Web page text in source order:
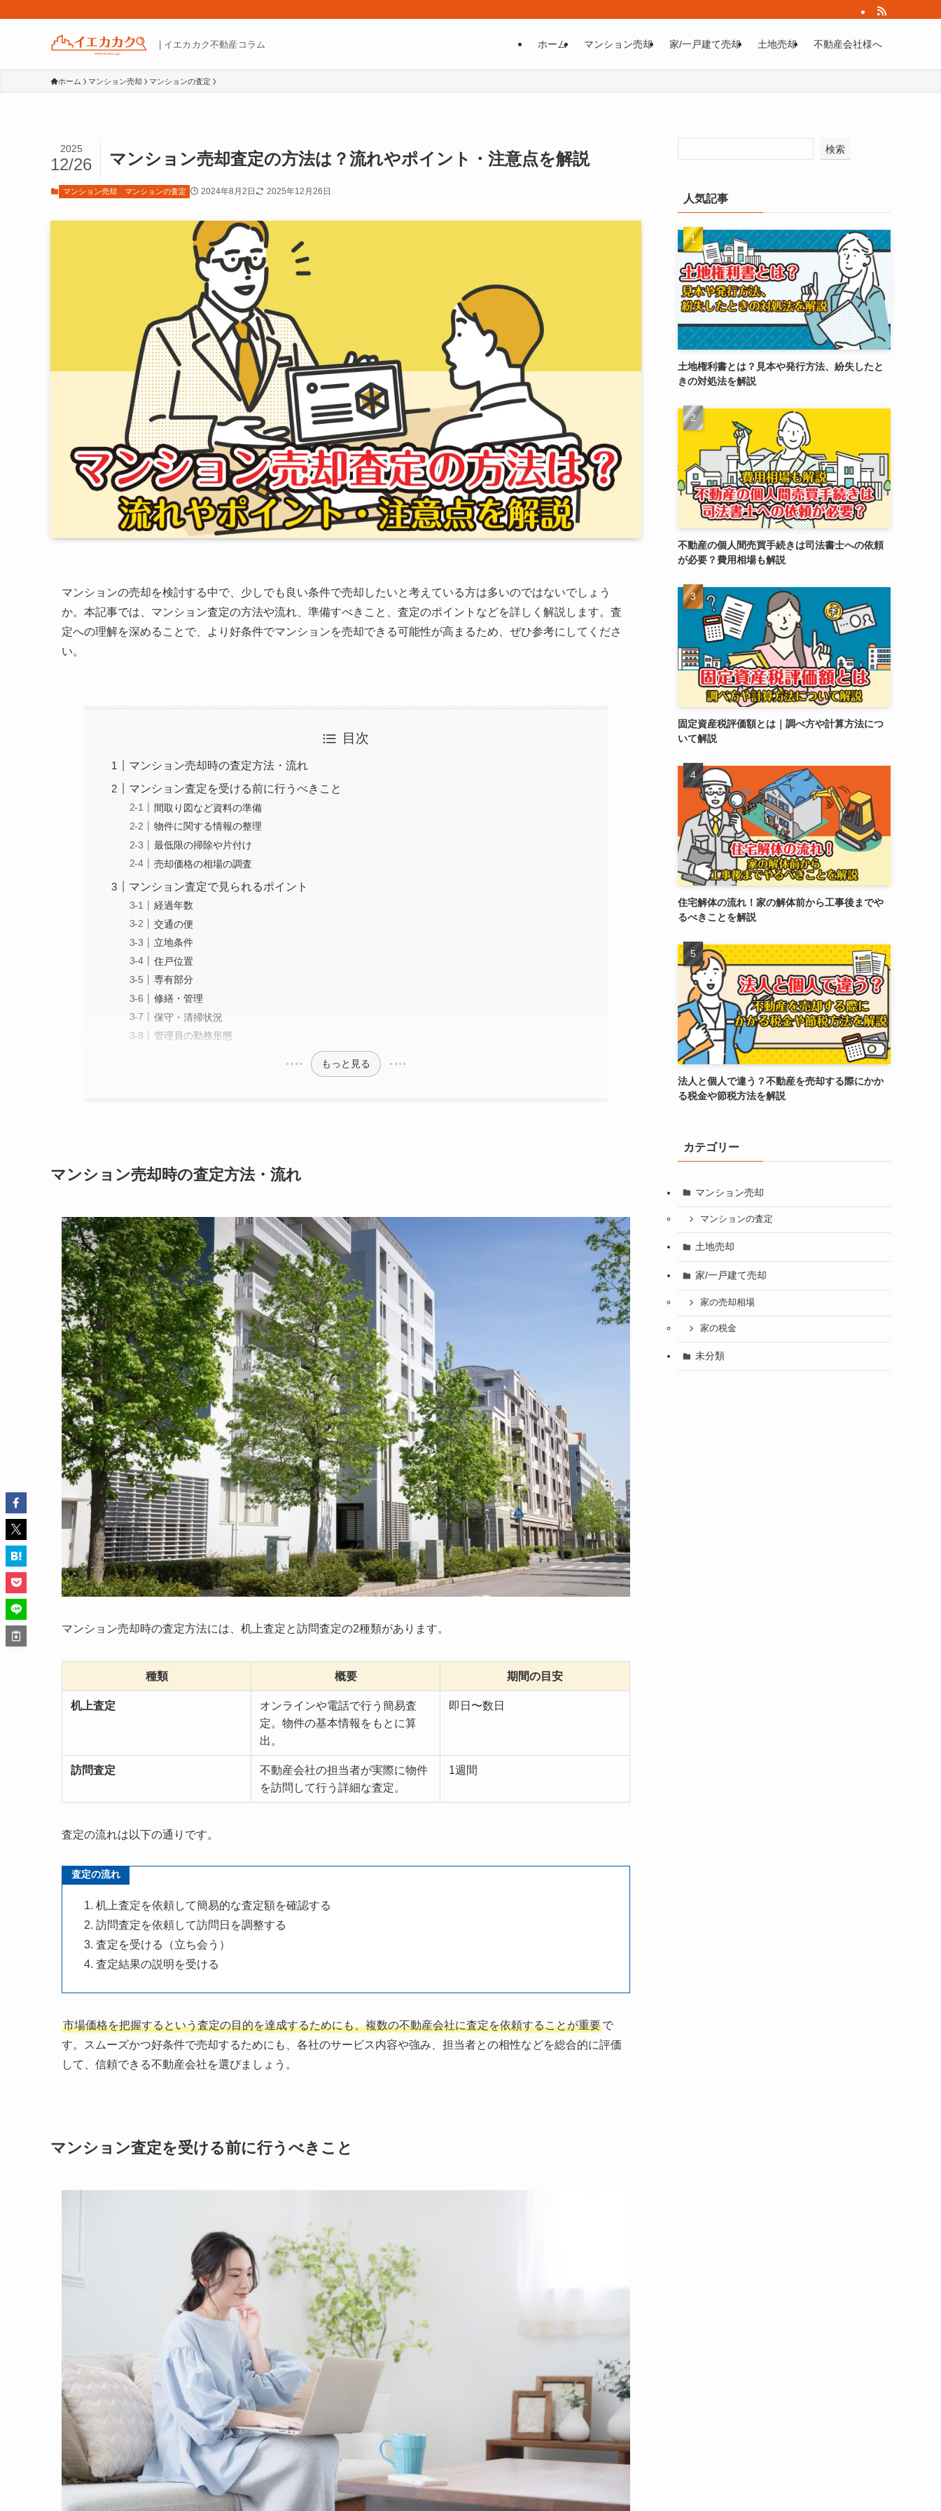
| イエカカク不動産コラム ホーム マンション売却 家/一戸建て売却 土地売却 不動産会社様へ
ホーム マンション売却 マンションの査定
マンション売却査定の方法は？流れやポイント・注意点を解説
2025
12/26
マンション売却 マンションの査定 2024年8月2日 2025年12月26日
マンションの売却を検討する中で、少しでも良い条件で売却したいと考えている方は多いのではないでしょう
か。本記事では、マンション査定の方法や流れ、準備すべきこと、査定のポイントなどを詳しく解説します。査
定への理解を深めることで、より好条件でマンションを売却できる可能性が高まるため、ぜひ参考にしてくださ
い。
目次
マンション売却時の査定方法・流れ
マンション査定を受ける前に行うべきこと
間取り図など資料の準備
物件に関する情報の整理
最低限の掃除や片付け
売却価格の相場の調査
マンション査定で見られるポイント
経過年数
交通の便
立地条件
住戸位置
専有部分
修繕・管理
保守・清掃状況
管理員の勤務形態
もっと見る
マンション売却時の査定方法・流れ
マンション売却時の査定方法には、机上査定と訪問査定の2種類があります。
種類 概要 期間の目安
机上査定
オンラインや電話で行う簡易査
定。物件の基本情報をもとに算
出。
即日〜数日
訪問査定
不動産会社の担当者が実際に物件
を訪問して行う詳細な査定。
1週間
査定の流れは以下の通りです。
査定の流れ
机上査定を依頼して簡易的な査定額を確認する
訪問査定を依頼して訪問日を調整する
査定を受ける（立ち会う）
査定結果の説明を受ける
市場価格を把握するという査定の目的を達成するためにも、複数の不動産会社に査定を依頼することが重要で
す。スムーズかつ好条件で売却するためにも、各社のサービス内容や強み、担当者との相性などを総合的に評価
して、信頼できる不動産会社を選びましょう。
マンション査定を受ける前に行うべきこと
検索
人気記事
土地権利書とは？見本や発行方法、紛失したと
きの対処法を解説
不動産の個人間売買手続きは司法書士への依頼
が必要？費用相場も解説
固定資産税評価額とは｜調べ方や計算方法につ
いて解説
住宅解体の流れ！家の解体前から工事後までや
るべきことを解説
法人と個人で違う？不動産を売却する際にかか
る税金や節税方法を解説
カテゴリー
マンション売却
マンションの査定
土地売却
家/一戸建て売却
家の売却相場
家の税金
未分類